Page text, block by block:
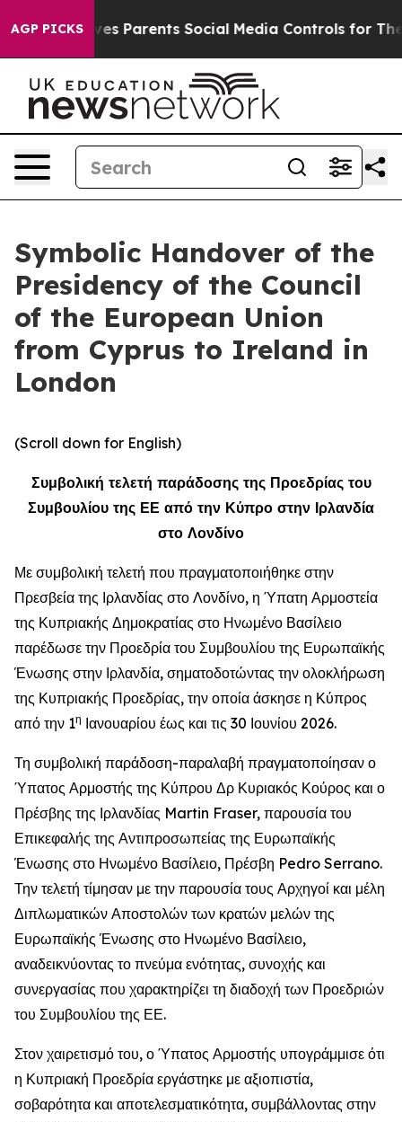
AGP PICKS
Gives Parents Social Media Controls for Their Kids.
Symbolic Handover of the
Presidency of the Council
of the European Union
from Cyprus to Ireland in
London
(Scroll down for English)
Συμβολική τελετή παράδοσης της Προεδρίας του
Συμβουλίου της ΕΕ από την Κύπρο στην Ιρλανδία
στο Λονδίνο
Με συμβολική τελετή που πραγματοποιήθηκε στην
Πρεσβεία της Ιρλανδίας στο Λονδίνο, η Ύπατη Αρμοστεία
της Κυπριακής Δημοκρατίας στο Ηνωμένο Βασίλειο
παρέδωσε την Προεδρία του Συμβουλίου της Ευρωπαϊκής
Ένωσης στην Ιρλανδία, σηματοδοτώντας την ολοκλήρωση
της Κυπριακής Προεδρίας, την οποία άσκησε η Κύπρος
από την 1η Ιανουαρίου έως και τις 30 Ιουνίου 2026.
Τη συμβολική παράδοση-παραλαβή πραγματοποίησαν ο
Ύπατος Αρμοστής της Κύπρου Δρ Κυριακός Κούρος και ο
Πρέσβης της Ιρλανδίας Martin Fraser, παρουσία του
Επικεφαλής της Αντιπροσωπείας της Ευρωπαϊκής
Ένωσης στο Ηνωμένο Βασίλειο, Πρέσβη Pedro Serrano.
Την τελετή τίμησαν με την παρουσία τους Αρχηγοί και μέλη
Διπλωματικών Αποστολών των κρατών μελών της
Ευρωπαϊκής Ένωσης στο Ηνωμένο Βασίλειο,
αναδεικνύοντας το πνεύμα ενότητας, συνοχής και
συνεργασίας που χαρακτηρίζει τη διαδοχή των Προεδριών
του Συμβουλίου της ΕΕ.
Στον χαιρετισμό του, ο Ύπατος Αρμοστής υπογράμμισε ότι
η Κυπριακή Προεδρία εργάστηκε με αξιοπιστία,
σοβαρότητα και αποτελεσματικότητα, συμβάλλοντας στην